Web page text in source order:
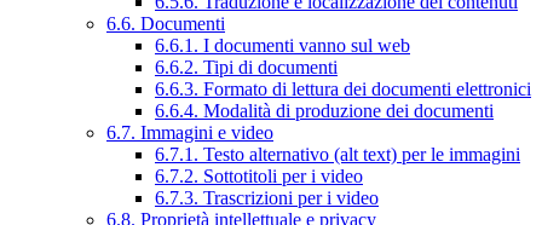
6.6. Documenti
6.6.1. I documenti vanno sul web
6.6.2. Tipi di documenti
6.6.3. Formato di lettura dei documenti elettronici
6.6.4. Modalità di produzione dei documenti
6.7. Immagini e video
6.7.1. Testo alternativo (alt text) per le immagini
6.7.2. Sottotitoli per i video
6.7.3. Trascrizioni per i video
6.8. Proprietà intellettuale e privacy